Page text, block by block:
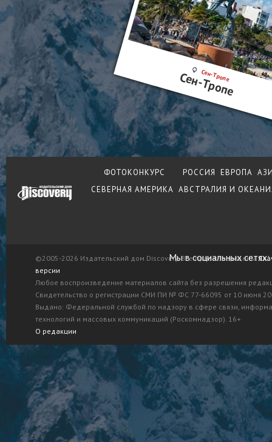
Сен-Тропе
Сен-Тропе
ФОТОКОНКУРС РОССИЯ ЕВРОПА
СЕВЕРНАЯ АМЕРИКА АВСТРАЛИЯ И
©2005-2026 Издательский дом Discovery. Все права защищены.
версии
Любое воспроизведение материалов сайта без разрешения
Свидетельство о регистрации СМИ ПИ № ФС 77-66095 от 10 июня
Выдано: Федеральной службой по надзору в сфере связи,
технологий и массовых коммуникаций (Роскомнадзор). 16+
О редакции
Мы в социальных сетях: